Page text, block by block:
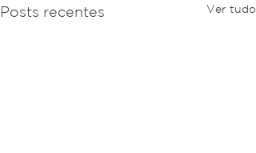
Posts recentes Ver tudo